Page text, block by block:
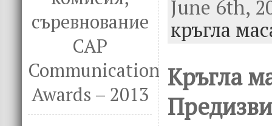
съревнование
CAP
Communication
Awards – 2013
e
b
o
k
it
te
k
e
n
June 6th,
кръгла
Кръгла